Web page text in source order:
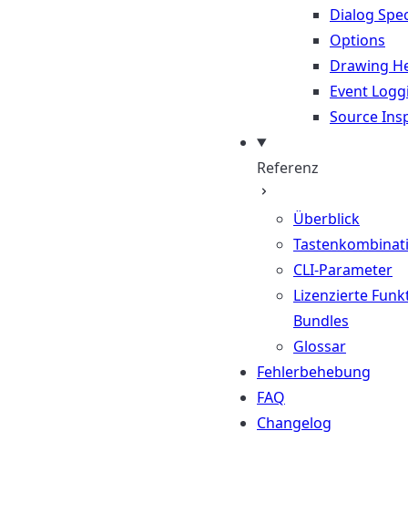
Dialog
Options
Drawing
Event
Source
Referenz
Überblick
CLI-Parameter
Lizenzierte
Bundles
Glossar
Fehlerbehebung
FAQ
Changelog